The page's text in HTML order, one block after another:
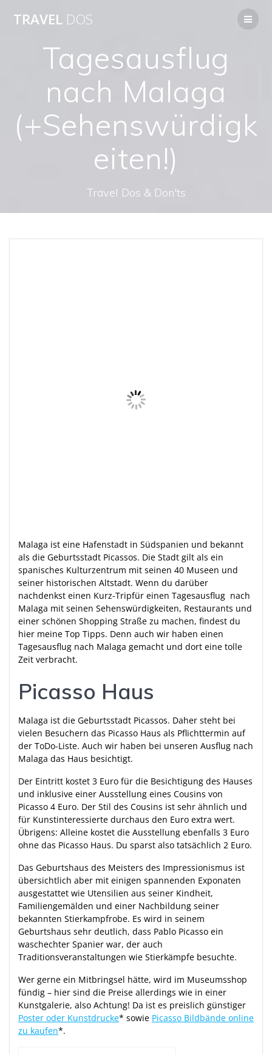
TRAVEL DOS
Tagesausflug
nach Malaga
(+Sehenswürdigk
eiten!)
Travel Dos & Don'ts
Malaga ist eine Hafenstadt in Südspanien und bekannt
als die Geburtsstadt Picassos. Die Stadt gilt als ein
spanisches Kulturzentrum mit seinen 40 Museen und
seiner historischen Altstadt. Wenn du darüber
nachdenkst einen Kurz-Tripfür einen Tagesausflug nach
Malaga mit seinen Sehenswürdigkeiten, Restaurants und
einer schönen Shopping Straße zu machen, findest du
hier meine Top Tipps. Denn auch wir haben einen
Tagesausflug nach Malaga gemacht und dort eine tolle
Zeit verbracht.
Picasso Haus
Malaga ist die Geburtsstadt Picassos. Daher steht bei
vielen Besuchern das Picasso Haus als Pflichttermin auf
der ToDo-Liste. Auch wir haben bei unseren Ausflug nach
Malaga das Haus besichtigt.
Der Eintritt kostet 3 Euro für die Besichtigung des Hauses
und inklusive einer Ausstellung eines Cousins von
Picasso 4 Euro. Der Stil des Cousins ist sehr ähnlich und
für Kunstinteressierte durchaus den Euro extra wert.
Übrigens: Alleine kostet die Ausstellung ebenfalls 3 Euro
ohne das Picasso Haus. Du sparst also tatsächlich 2 Euro.
Das Geburtshaus des Meisters des Impressionismus ist
übersichtlich aber mit einigen spannenden Exponaten
ausgestattet wie Utensilien aus seiner Kindheit,
Familiengemälden und einer Nachbildung seiner
bekannten Stierkampfrobe. Es wird in seinem
Geburtshaus sehr deutlich, dass Pablo Picasso ein
waschechter Spanier war, der auch
Traditionsveranstaltungen wie Stierkämpfe besuchte.
Wer gerne ein Mitbringsel hätte, wird im Museumsshop
fündig – hier sind die Preise allerdings wie in einer
Kunstgalerie, also Achtung! Da ist es preislich günstiger
Poster oder Kunstdrucke* sowie Picasso Bildbände online
zu kaufen*.